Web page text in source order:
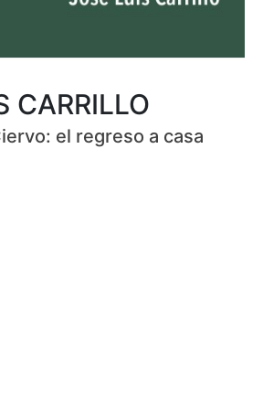
CARRILLO
el regreso a casa